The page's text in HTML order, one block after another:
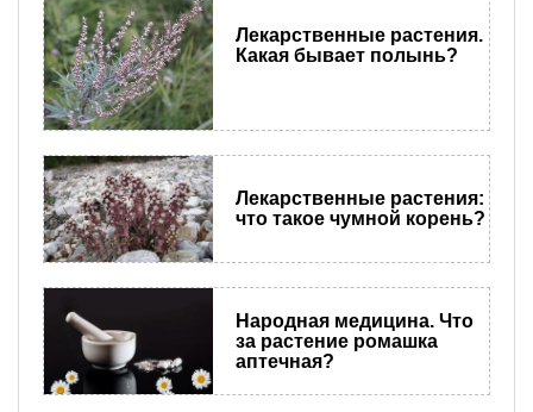
Лекарственные растения.
Какая бывает полынь?
Лекарственные растения:
что такое чумной корень?
Народная медицина. Что
за растение ромашка
аптечная?